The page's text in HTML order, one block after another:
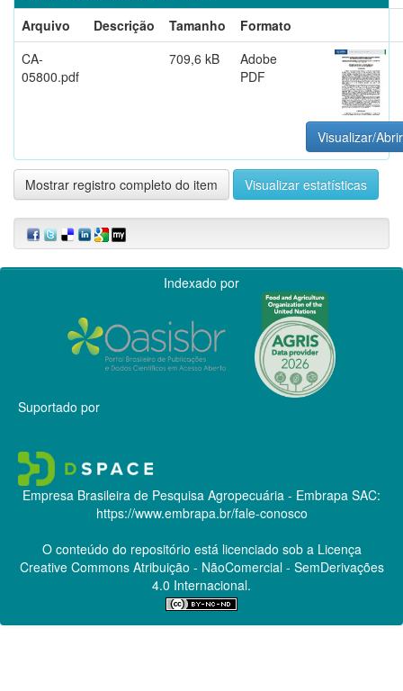
Arquivo
Descrição Tamanho
Formato
CA-
05800.pdf
709,6 kB
Adobe
PDF
Visualizar/Abrir
Mostrar registro completo do item Visualizar estatísticas
Indexado por
Suportado por
Empresa Brasileira de Pesquisa Agropecuária - Embrapa SAC:
https://www.embrapa.br/fale-conosco
O conteúdo do repositório está licenciado sob a Licença
Creative CommonsAtribuição - NãoComercial - SemDerivações
4.0 Internacional.